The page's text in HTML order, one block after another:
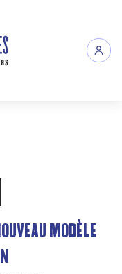
MODÈLE